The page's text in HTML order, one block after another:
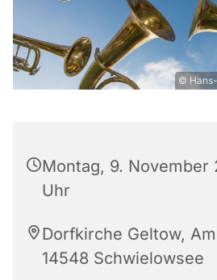
©
Montag, 9. November
Uhr
Dorfkirche Geltow,
14548 Schwielowsee